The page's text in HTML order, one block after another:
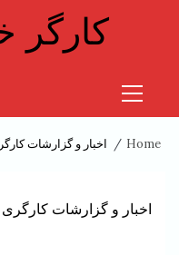
کارگر
Primary
Home اخبار و گزارشات کارگری 6 اردیبهشت ماه
اخبار و گزارشات کارگری 6 اردیبهشت ماه 1399